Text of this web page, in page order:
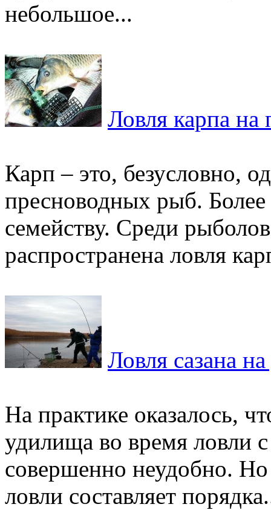
небольшое...
Ловля карпа
Карп – это, безусловно,
пресноводных рыб. Более
семейству. Среди
распространена ловля
Ловля сазана
На практике оказалось,
удилища во время ловли
совершенно неудобно.
ловли составляет